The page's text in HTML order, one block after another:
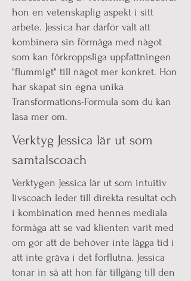
hon en vetenskaplig aspekt i sitt
arbete. Jessica har därför valt att
kombinera sin förmåga med något
som kan förkroppsliga uppfattningen
"flummigt" till något mer konkret. Hon
har skapat sin egna unika
Transformations-Formula som du kan
läsa mer om. ​​​​
​​Verktyg Jessica lär ut som
samtalscoach
​​​​Verktygen Jessica lär ut som intuitiv
livscoach leder till direkta resultat och
i kombination med hennes mediala
förmåga att se vad klienten varit med
om gör att de behöver inte lägga tid i
att inte gräva i det förflutna. Jessica
tonar in så att hon får tillgång till den